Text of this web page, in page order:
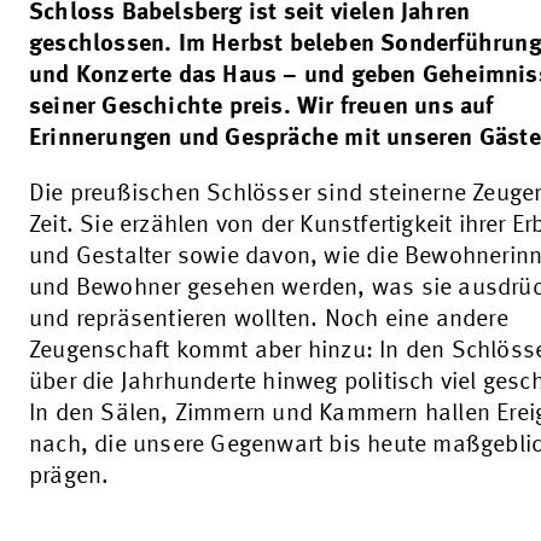
Schloss Babelsberg ist seit vielen Jahren
geschlossen. Im Herbst beleben
und Konzerte das Haus – und geben
seiner Geschichte preis. Wir freuen uns auf
Erinnerungen und Gespräche mit unseren
Die preußischen Schlösser sind steinerne
Zeit. Sie erzählen von der Kunstfertigkeit ihrer
und Gestalter sowie davon, wie die
und Bewohner gesehen werden, was sie
und repräsentieren wollten. Noch eine andere
Zeugenschaft kommt aber hinzu: In den
über die Jahrhunderte hinweg politisch viel
In den Sälen, Zimmern und Kammern hallen
nach, die unsere Gegenwart bis heute
prägen.